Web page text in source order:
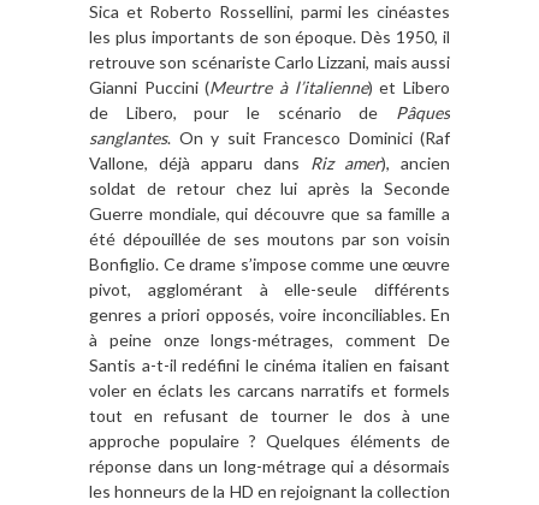
Sica et Roberto Rossellini, parmi les cinéastes
les plus importants de son époque. Dès 1950, il
retrouve son scénariste Carlo Lizzani, mais aussi
Gianni Puccini (Meurtre à l’italienne) et Libero
de Libero, pour le scénario de Pâques
sanglantes. On y suit Francesco Dominici (Raf
Vallone, déjà apparu dans Riz amer), ancien
soldat de retour chez lui après la Seconde
Guerre mondiale, qui découvre que sa famille a
été dépouillée de ses moutons par son voisin
Bonfiglio. Ce drame s’impose comme une œuvre
pivot, agglomérant à elle-seule différents
genres a priori opposés, voire inconciliables. En
à peine onze longs-métrages, comment De
Santis a-t-il redéfini le cinéma italien en faisant
voler en éclats les carcans narratifs et formels
tout en refusant de tourner le dos à une
approche populaire ? Quelques éléments de
réponse dans un long-métrage qui a désormais
les honneurs de la HD en rejoignant la collection